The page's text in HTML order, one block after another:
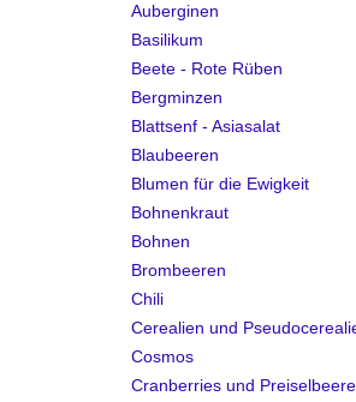
Auberginen
Basilikum
Beete - Rote Rüben
Bergminzen
Blattsenf - Asiasalat
Blaubeeren
Blumen für die Ewigkeit
Bohnenkraut
Bohnen
Brombeeren
Chili
Cerealien und
Cosmos
Cranberries und